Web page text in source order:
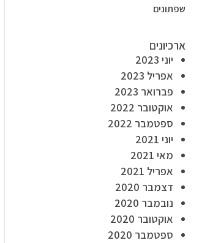
שפתונים
ארכיונים
יוני 2023
אפריל 2023
פברואר 2023
אוקטובר 2022
ספטמבר 2022
יוני 2021
מאי 2021
אפריל 2021
דצמבר 2020
נובמבר 2020
אוקטובר 2020
ספטמבר 2020